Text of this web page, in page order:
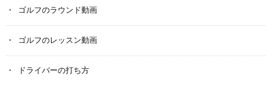
ゴルフのラウンド動画
ゴルフのレッスン動画
ドライバーの打ち方